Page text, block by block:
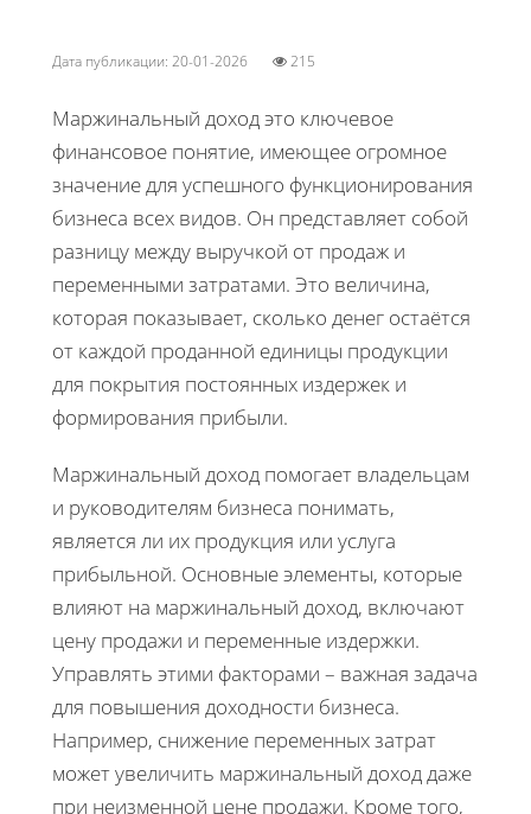
Дата публикации: 20-01-2026 215
Маржинальный доход это ключевое
финансовое понятие, имеющее огромное
значение для успешного функционирования
бизнеса всех видов. Он представляет собой
разницу между выручкой от продаж и
переменными затратами. Это величина,
которая показывает, сколько денег остаётся
от каждой проданной единицы продукции
для покрытия постоянных издержек и
формирования прибыли.
Маржинальный доход помогает владельцам
и руководителям бизнеса понимать,
является ли их продукция или услуга
прибыльной. Основные элементы, которые
влияют на маржинальный доход, включают
цену продажи и переменные издержки.
Управлять этими факторами – важная задача
для повышения доходности бизнеса.
Например, снижение переменных затрат
может увеличить маржинальный доход даже
при неизменной цене продажи. Кроме того,